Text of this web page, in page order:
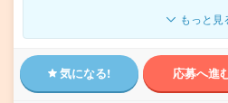
もっと見
気になる! 応募へ進